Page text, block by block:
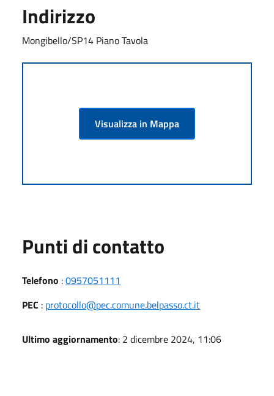
Indirizzo
Mongibello/SP14 Piano Tavola
Visualizza in Mappa
Punti di contatto
Telefono :0957051111
PEC : protocollo@pec.comune.belpasso.ct.it
Ultimo aggiornamento: 2 dicembre 2024, 11:06